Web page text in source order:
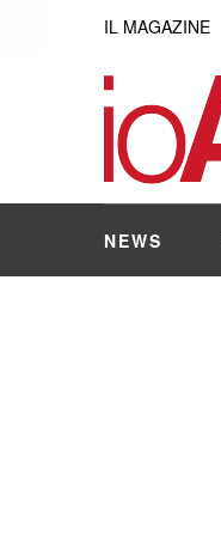
IL MAGAZINE
NEWS